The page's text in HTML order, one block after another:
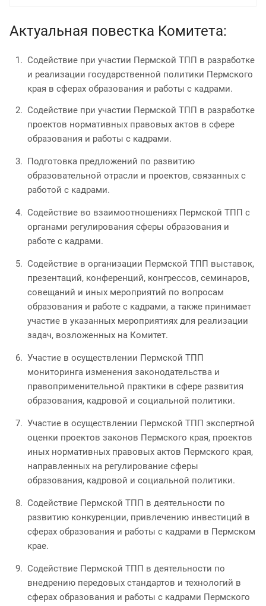
Актуальная повестка Комитета:
Содействие при участии Пермской ТПП в разработке
и реализации государственной политики Пермского
края в сферах образования и работы с кадрами.
Содействие при участии Пермской ТПП в разработке
проектов нормативных правовых актов в сфере
образования и работы с кадрами.
Подготовка предложений по развитию
образовательной отрасли и проектов, связанных с
работой с кадрами.
Содействие во взаимоотношениях Пермской ТПП с
органами регулирования сферы образования и
работе с кадрами.
Содействие в организации Пермской ТПП выставок,
презентаций, конференций, конгрессов, семинаров,
совещаний и иных мероприятий по вопросам
образования и работе с кадрами, а также принимает
участие в указанных мероприятиях для реализации
задач, возложенных на Комитет.
Участие в осуществлении Пермской ТПП
мониторинга изменения законодательства и
правоприменительной практики в сфере развития
образования, кадровой и социальной политики.
Участие в осуществлении Пермской ТПП экспертной
оценки проектов законов Пермского края, проектов
иных нормативных правовых актов Пермского края,
направленных на регулирование сферы
образования, кадровой и социальной политики.
Содействие Пермской ТПП в деятельности по
развитию конкуренции, привлечению инвестиций в
сферах образования и работы с кадрами в Пермском
крае.
Содействие Пермской ТПП в деятельности по
внедрению передовых стандартов и технологий в
сферах образования и работы с кадрами Пермского